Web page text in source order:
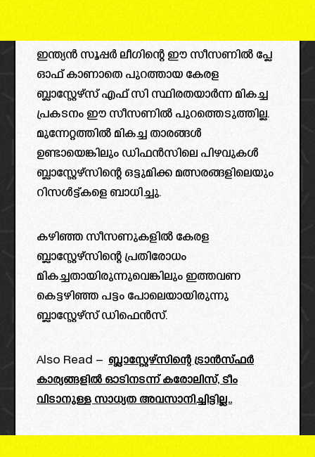
ഇന്ത്യൻ സൂപ്പർ ലീഗിന്റെ ഈ സീസണിൽ പ്ലേ
ഓഫ് കാണാതെ പുറത്തായ കേരള
ബ്ലാസ്റ്റേഴ്സ് എഫ് സി സ്ഥിരതയാർന്ന മികച്ച
പ്രകടനം ഈ സീസണിൽ പുറത്തെടുത്തില്ല.
മുന്നേറ്റത്തിൽ മികച്ച താരങ്ങൾ
ഉണ്ടായെങ്കിലും ഡിഫൻസിലെ പിഴവുകൾ
ബ്ലാസ്റ്റേഴ്സിന്റെ ഒട്ടുമിക്ക മത്സരങ്ങളിലെയും
റിസൾട്ട്കളെ ബാധിച്ചു.
കഴിഞ്ഞ സീസണുകളിൽ കേരള
ബ്ലാസ്റ്റേഴ്സിന്റെ പ്രതിരോധം
മികച്ചതായിരുന്നുവെങ്കിലും ഇത്തവണ
കെട്ടഴിഞ്ഞ പട്ടം പോലെയായിരുന്നു
ബ്ലാസ്റ്റേഴ്‌സ് ഡിഫെൻസ്.
Also Read – ബ്ലാസ്റ്റേഴ്സിന്റെ ട്രാൻസ്ഫർ
കാര്യങ്ങളിൽ ഓടിനടന്ന് കരോലിസ്, ടീം
വിടാനുള്ള സാധ്യത അവസാനിച്ചിട്ടില്ല..